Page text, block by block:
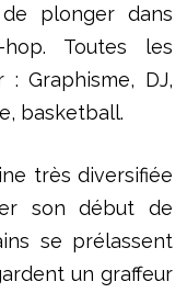
de plonger dans
Toutes les
: Graphisme, DJ,
basketball.
très diversifiée
son début de
se prélassent
un graffeur